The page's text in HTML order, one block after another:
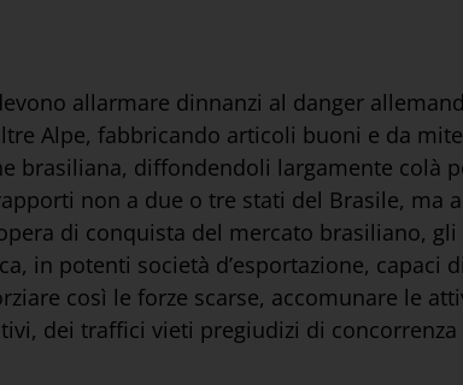
allarmare dinnanzi al danger
Alpe, fabbricando articoli buoni e da
brasiliana, diffondendoli largamente colà
non a due o tre stati del Brasile, ma
di conquista del mercato brasiliano,
in potenti società d’esportazione, capaci
così le forze scarse, accomunare le
dei traffici vieti pregiudizi di concorrenza